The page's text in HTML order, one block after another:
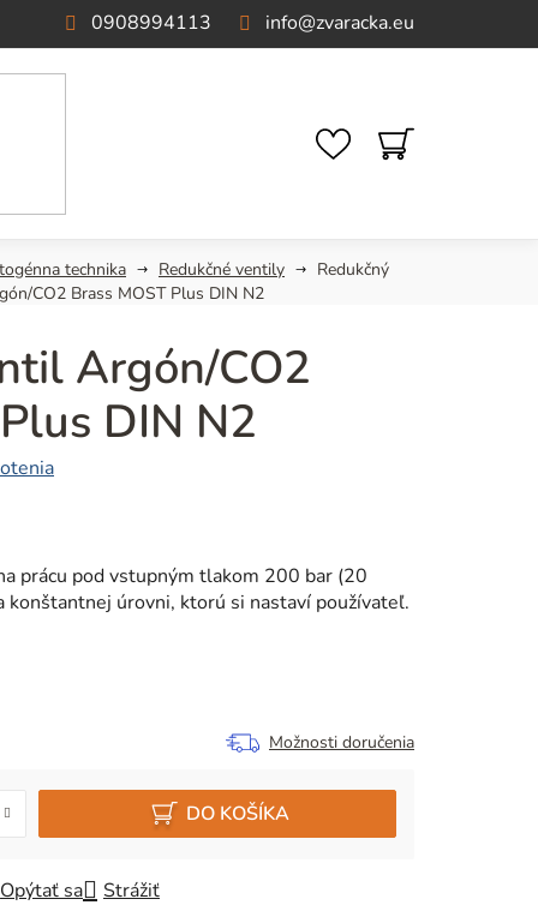
info@zvaracka.eu
0908994113
NÁKUPNÝ
KOŠÍK
technika Redukčné ventily
Redukčný
CO2 Brass MOST Plus DIN N2
Argón/CO2
DIN N2
prácu pod vstupným tlakom 200 bar (20
konštantnej úrovni, ktorú si nastaví používateľ.
Možnosti doručenia
DO KOŠÍKA
Opýtať sa Strážiť